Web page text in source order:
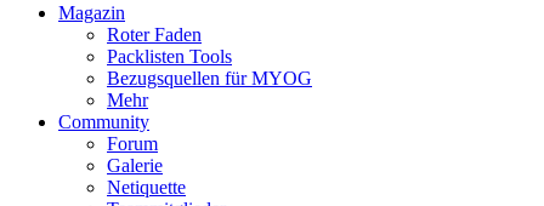
Magazin
Roter Faden
Packlisten Tools
Bezugsquellen für MYOG
Mehr
Community
Forum
Galerie
Netiquette